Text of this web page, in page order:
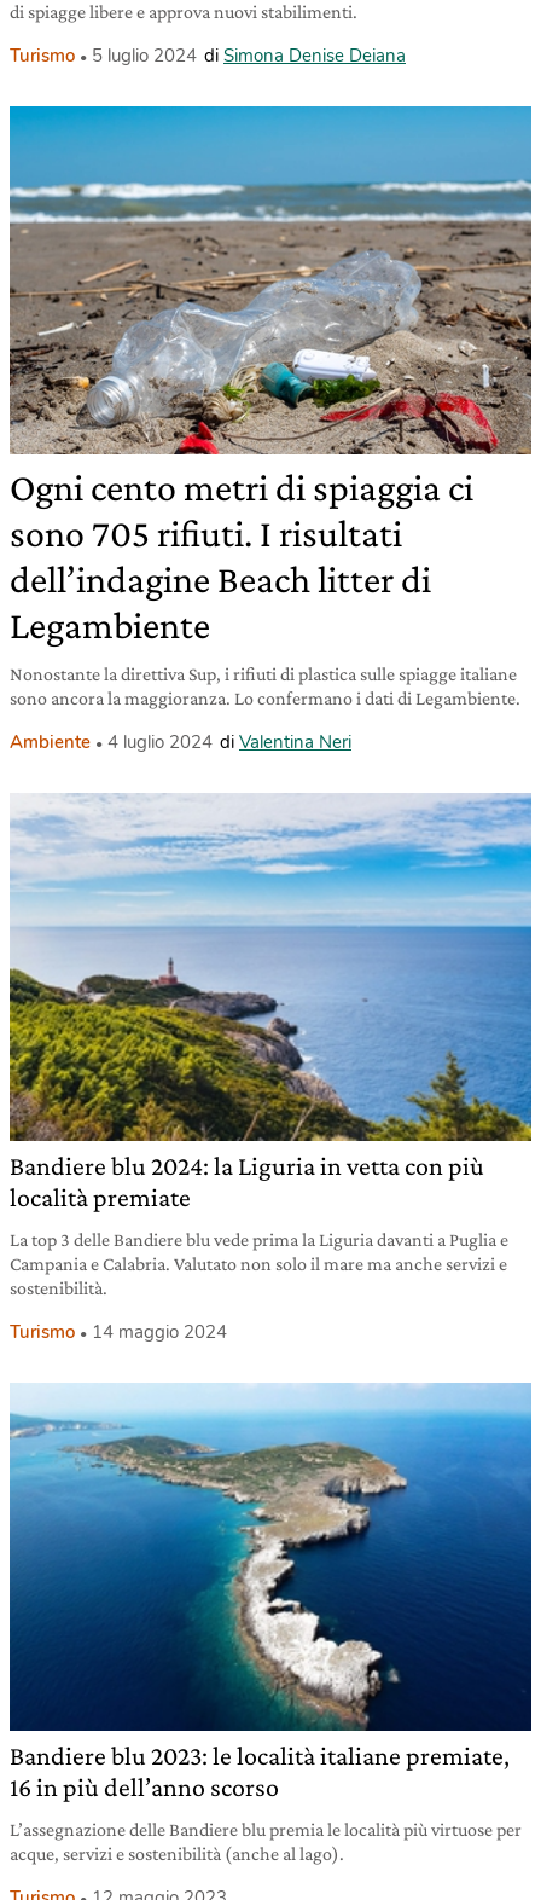
di spiagge libere e approva nuovi stabilimenti.
Turismo 5 luglio 2024 di Simona Denise Deiana
Ogni cento metri di spiaggia ci
sono 705 rifiuti. I risultati
dell’indagine Beach litter di
Legambiente
Nonostante la direttiva Sup, i rifiuti di plastica sulle spiagge italiane
sono ancora la maggioranza. Lo confermano i dati di Legambiente.
Ambiente 4 luglio 2024 di Valentina Neri
Bandiere blu 2024: la Liguria in vetta con più
località premiate
La top 3 delle Bandiere blu vede prima la Liguria davanti a Puglia e
Campania e Calabria. Valutato non solo il mare ma anche servizi e
sostenibilità.
Turismo 14 maggio 2024
Bandiere blu 2023: le località italiane premiate,
16 in più dell’anno scorso
L’assegnazione delle Bandiere blu premia le località più virtuose per
acque, servizi e sostenibilità (anche al lago).